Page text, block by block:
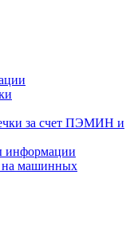
за счет ПЭМИН и
информации
на машинных